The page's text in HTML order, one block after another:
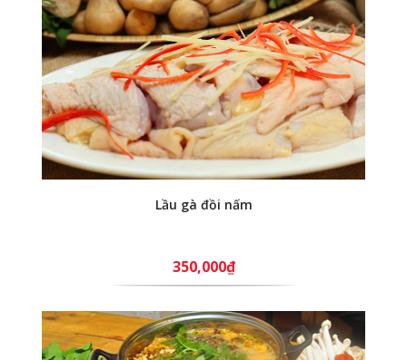
Lầu gà đồi nấm
350,000₫